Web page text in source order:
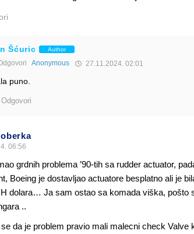
Šćuric Author
Anonymous 27.11.2024. 02:01
puno.
Odgovori
06:56
grdnih problema ’90-tih sa rudder actuator,
Boeing je dostavljao actuatore besplatno ali je
dolara… Ja sam ostao sa komada viška, pošto
..
da je problem pravio mali malecni check